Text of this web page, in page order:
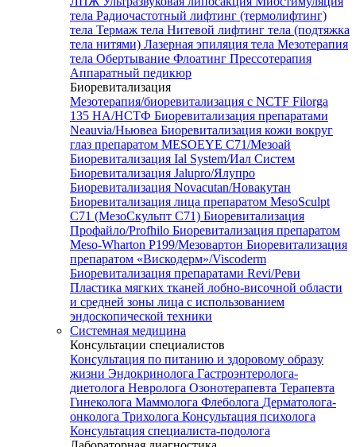
тела Радиочастотный лифтинг (термолифтинг)
тела Термаж тела Нитевой лифтинг тела (подтяжка
тела нитями) Лазерная эпиляция тела Мезотерапия
тела Обертывание Флоатинг Прессотерапия
Аппаратный педикюр
Биоревитализация
Мезотерапия/биоревитализация с NCTF Filorga
135 HA/НСТФ Биоревитализация препаратами
Neauvia/Ньювеа Биоревитализация кожи вокруг
глаз препаратом MESOEYE C71/Мезоай
Биоревитализация Ial System/Иал Систем
Биоревитализация Jalupro/Ялупро
Биоревитализация Novacutan/Новакутан
Биоревитализация лица препаратом MesoSculpt
C71 (МезоСкульпт С71) Биоревитализация
Профайло/Profhilo Биоревитализация препаратом
Meso-Wharton P199/Мезовартон Биоревитализация
препаратом «Вискодерм»/Viscoderm
Биоревитализация препаратами Revi/Реви
Пластика мягких тканей лобно-височной области
и средней зоны лица с использованием
эндоскопической техники
Системная медицина
Консультации специалистов
Консультация по питанию и здоровому образу
жизни Эндокринолога Гастроэнтеролога-
диетолога Невролога Озонотерапевта Терапевта
Гинеколога Маммолога Флеболога Дерматолога-
онколога Трихолога Консультация психолога
Консультация специалиста-подолога